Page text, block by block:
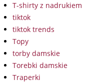
T-shirty z nadrukiem
tiktok
tiktok trends
Topy
torby damskie
Torebki damskie
Traperki